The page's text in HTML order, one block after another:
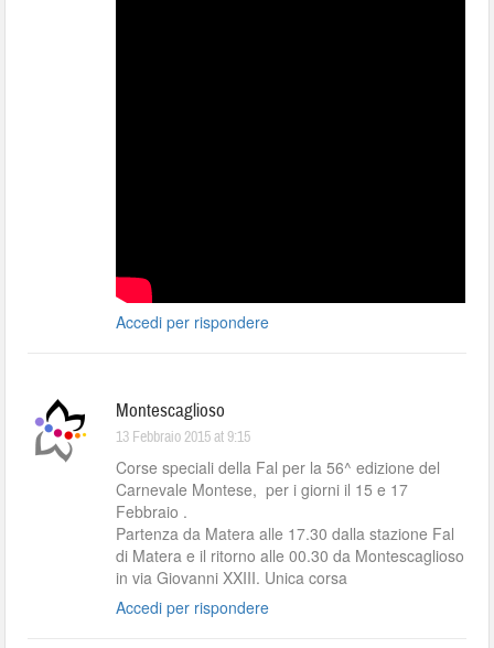
Accedi per rispondere
Montescaglioso
13 Febbraio 2015 at 9:15
Corse speciali della Fal per la 56^ edizione del
Carnevale Montese, per i giorni il 15 e 17
Febbraio .
Partenza da Matera alle 17.30 dalla stazione Fal
di Matera e il ritorno alle 00.30 da Montescaglioso
in via Giovanni XXIII. Unica corsa
Accedi per rispondere